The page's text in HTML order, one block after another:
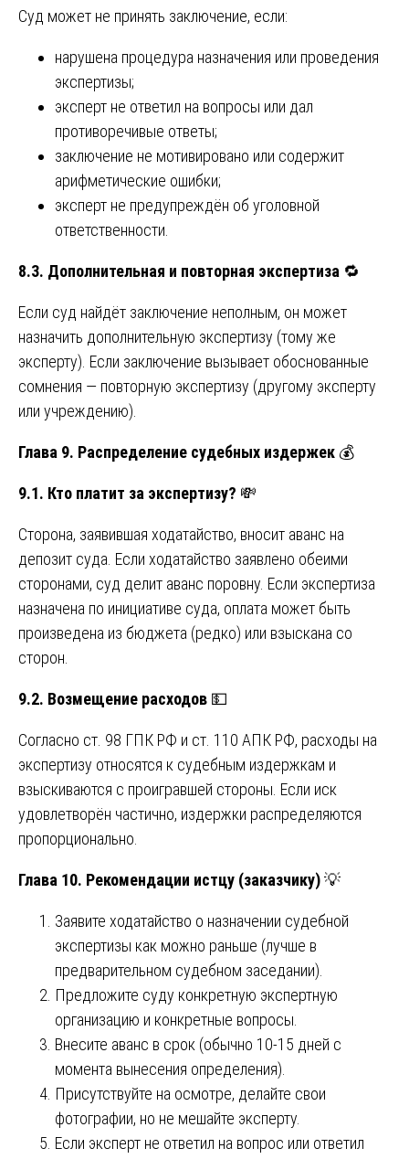
Суд может не принять заключение, если:
нарушена процедура назначения или проведения
экспертизы;
эксперт не ответил на вопросы или дал
противоречивые ответы;
заключение не мотивировано или содержит
арифметические ошибки;
эксперт не предупреждён об уголовной
ответственности.
8.3. Дополнительная и повторная экспертиза 🔁
Если суд найдёт заключение неполным, он может
назначить дополнительную экспертизу (тому же
эксперту). Если заключение вызывает обоснованные
сомнения — повторную экспертизу (другому эксперту
или учреждению).
Глава 9. Распределение судебных издержек 💰
9.1. Кто платит за экспертизу? 💸
Сторона, заявившая ходатайство, вносит аванс на
депозит суда. Если ходатайство заявлено обеими
сторонами, суд делит аванс поровну. Если экспертиза
назначена по инициативе суда, оплата может быть
произведена из бюджета (редко) или взыскана со
сторон.
9.2. Возмещение расходов 💵
Согласно ст. 98 ГПК РФ и ст. 110 АПК РФ, расходы на
экспертизу относятся к судебным издержкам и
взыскиваются с проигравшей стороны. Если иск
удовлетворён частично, издержки распределяются
пропорционально.
Глава 10. Рекомендации истцу (заказчику)💡
Заявите ходатайство о назначении судебной
экспертизы как можно раньше (лучше в
предварительном судебном заседании).
Предложите суду конкретную экспертную
организацию и конкретные вопросы.
Внесите аванс в срок (обычно 10-15 дней с
момента вынесения определения).
Присутствуйте на осмотре, делайте свои
фотографии, но не мешайте эксперту.
Если эксперт не ответил на вопрос или ответил